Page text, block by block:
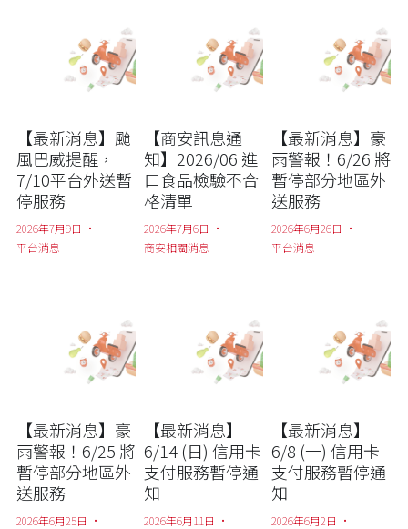
【最新消息】颱
風巴威提醒，
7/10平台外送暫
停服務
2026年7月9日 ·
平台消息
【商安訊息通
知】2026/06 進
口食品檢驗不合
格清單
2026年7月6日 ·
商安相關消息
【最新消息】豪
雨警報！6/26 將
暫停部分地區外
送服務
2026年6月26日 ·
平台消息
【最新消息】豪
雨警報！6/25 將
暫停部分地區外
送服務
2026年6月25日 ·
【最新消息】
6/14 (日) 信用卡
支付服務暫停通
知
2026年6月11日 ·
【最新消息】
6/8 (一) 信用卡
支付服務暫停通
知
2026年6月2日 ·